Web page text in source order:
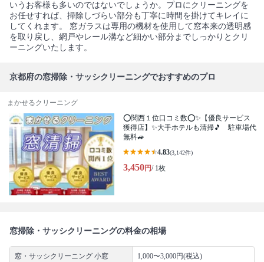
いうお客様も多いのではないでしょうか。プロにクリーニングを
お任せすれば、掃除しづらい部分も丁寧に時間を掛けてキレイに
してくれます。 窓ガラスは専用の機材を使用して窓本来の透明感
を取り戻し、網戸やレール溝など細かい部分までしっかりとクリ
ーニングいたします。
京都府の窓掃除・サッシクリーニングでおすすめのプロ
まかせるクリーニング
⭕関西１位口コミ数⭕✨【優良サービス
獲得店】✨大手ホテルも清掃🎵 駐車場代
無料🚙
4.83(3,142件)
3,450円/ 1枚
窓掃除・サッシクリーニングの料金の相場
窓・サッシクリーニング 小窓 1,000〜3,000円(税込)